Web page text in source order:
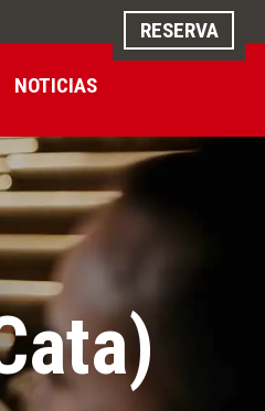
RESERVA
NOTICIAS